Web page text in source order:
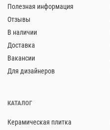
Полезная информация
Отзывы
В наличии
Доставка
Вакансии
Для дизайнеров
КАТАЛОГ
Керамическая плитка